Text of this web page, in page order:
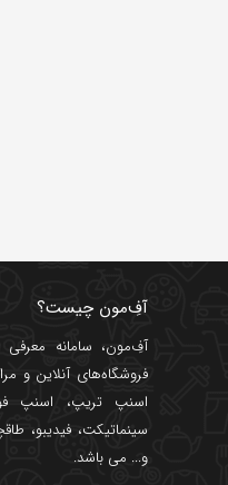
آفِ‌مون چیست؟
آفِ‌مون، سامانه
فروشگاه‌های آنلاین و
اسنپ تریپ، اسنپ
سینماتیکت،فیدیبو،
و... می باشد.